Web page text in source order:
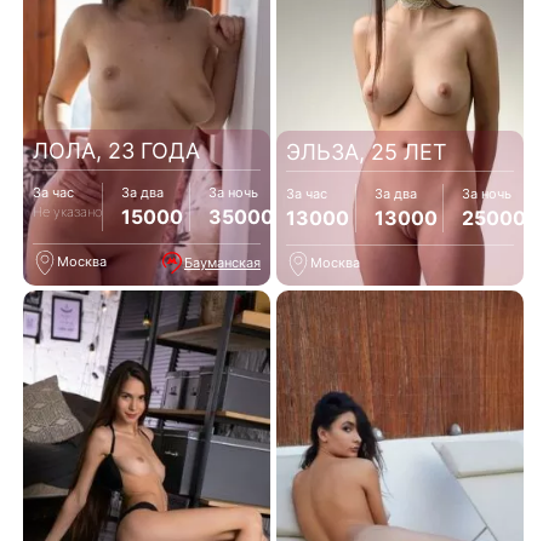
ЛОЛА, 23 ГОДА
За час
Не указано
За два
15000
За ночь
35000
Москва Бауманская
ЭЛЬЗА, 25 ЛЕТ
За час
13000
За два
13000
За ночь
25000
Москва